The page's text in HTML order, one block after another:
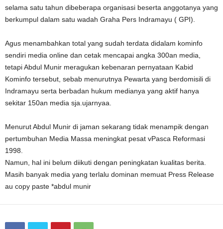
selama satu tahun dibeberapa organisasi beserta anggotanya yang
berkumpul dalam satu wadah Graha Pers Indramayu ( GPI).
Agus menambahkan total yang sudah terdata didalam kominfo
sendiri media online dan cetak mencapai angka 300an media,
tetapi Abdul Munir meragukan kebenaran pernyataan Kabid
Kominfo tersebut, sebab menurutnya Pewarta yang berdomisili di
Indramayu serta berbadan hukum medianya yang aktif hanya
sekitar 150an media sja.ujarnyaa.
Menurut Abdul Munir di jaman sekarang tidak menampik dengan
pertumbuhan Media Massa meningkat pesat vPasca Reformasi
1998.
Namun, hal ini belum diikuti dengan peningkatan kualitas berita.
Masih banyak media yang terlalu dominan memuat Press Release
au copy paste *abdul munir